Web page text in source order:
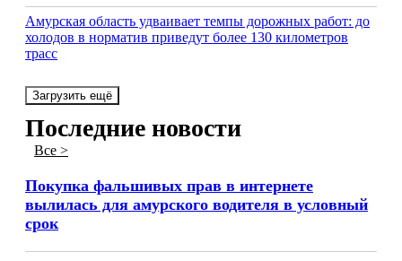
Амурская область удваивает темпы дорожных работ: до
холодов в норматив приведут более 130 километров
трасс
Загрузить ещё
Последние новости
Все >
Покупка фальшивых прав в интернете
вылилась для амурского водителя в условный
срок